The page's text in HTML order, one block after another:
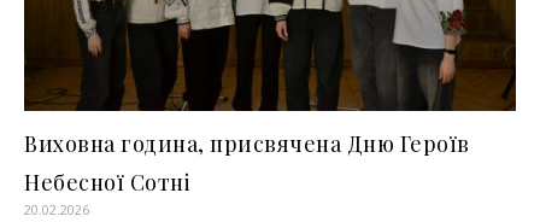
Виховна година, присвячена Дню Героїв
Небесної Сотні
20.02.2026